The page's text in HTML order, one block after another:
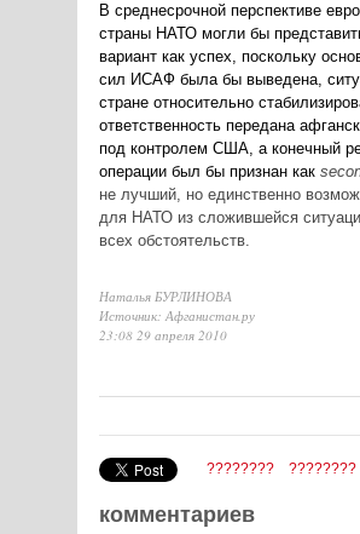
В среднесрочной перспективе
страны НАТО могли бы
вариант как успех, поскольку
сил ИСАФ была бы выведена,
стране относительно
ответственность передана
под контролем США, а конечный
операции был бы признан как
не лучший, но единственно
для НАТО из сложившейся
всех обстоятельств.
Наталья БУРЛИНОВА
Источник: Афганистан.ру
23:08 29 апреля 2010
???????? ????????
комментариев